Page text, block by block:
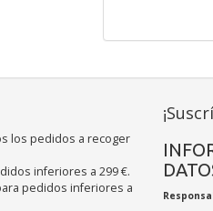
los pedidos a recoger
inferiores a 299 €.
pedidos inferiores a